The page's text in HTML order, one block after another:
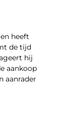
heeft
de tijd
hij
aankoop
aanrader